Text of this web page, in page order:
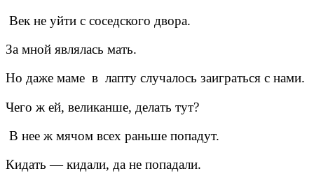
Век не уйти с соседского двора.
За мной являлась мать.
Но даже маме в лапту случалось заиграться с нами.
Чего ж ей, великанше, делать тут?
В нее ж мячом всех раньше попадут.
Кидать — кидали, да не попадали.